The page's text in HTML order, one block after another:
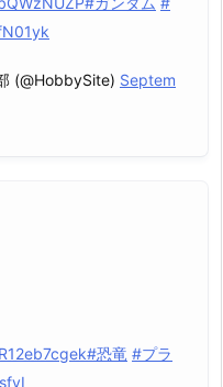
(@HobbySite) Septem
#恐竜 #プラ